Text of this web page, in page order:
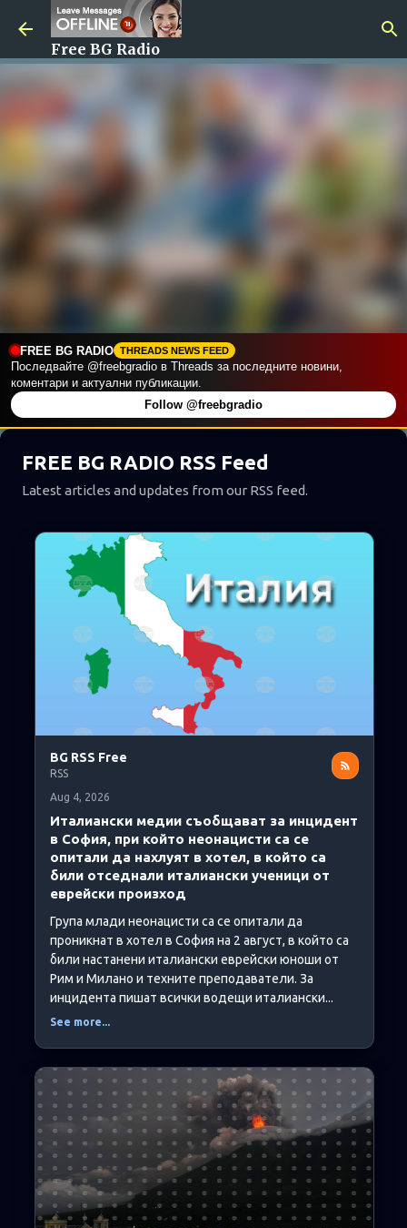
Пропускане към основното съдържание
Free BG Radio
FREE BG RADIO THREADS NEWS FEED
Последвайте @freebgradio в Threads за последните новини,
коментари и актуални публикации.
Follow @freebgradio
FREE BG RADIO RSS Feed
Latest articles and updates from our RSS feed.
BG RSS Free
RSS
Aug 4, 2026
Италиански медии съобщават за инцидент
в София, при който неонацисти са се
опитали да нахлуят в хотел, в който са
били отседнали италиански ученици от
еврейски произход
Група млади неонацисти са се опитали да
проникнат в хотел в София на 2 август, в който са
били настанени италиански еврейски юноши от
Рим и Милано и техните преподаватели. За
инцидента пишат всички водещи италиански...
See more...